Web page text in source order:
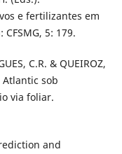
e fertilizantes em
5: 179.
C.R. & QUEIROZ,
Atlantic sob
via foliar.
and